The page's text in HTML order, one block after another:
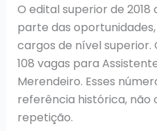
O edital superior de
parte das
cargos de nível superior.
108 vagas para
Merendeiro. Esses
referência histórica, não
repetição.